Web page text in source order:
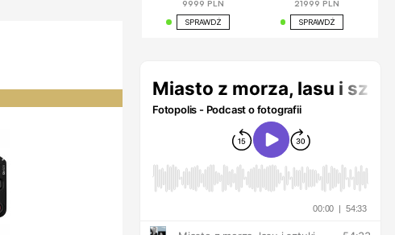
9999 PLN
SPRAWDŹ
21999 PLN
SPRAWDŹ